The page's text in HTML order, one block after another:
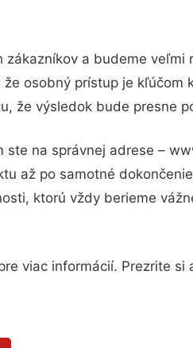
a budeme veľmi
osobný prístup je kľúčom
že výsledok bude presne
na správnej adrese –
až po samotné
ktorú vždy berieme
viac informácií. Prezrite si